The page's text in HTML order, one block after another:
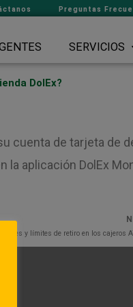
Preguntas
SERVICIOS
DolEx?
cuenta de tarjeta de
aplicación DolEx
y límites de retiro en los cajeros